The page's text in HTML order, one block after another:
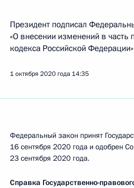
Президент подписал
«О внесении изменений в часть
кодекса Российской
1 октября 2020 года 14:35
Федеральный закон принят
16 сентября 2020 года и одобрен
23 сентября 2020 года.
Справка Государственно-